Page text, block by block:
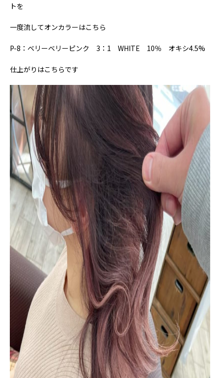
トを
一度流してオンカラーはこちら
P-8：ベリーベリーピンク 3：1 WHITE 10％ オキシ4.5%
仕上がりはこちらです